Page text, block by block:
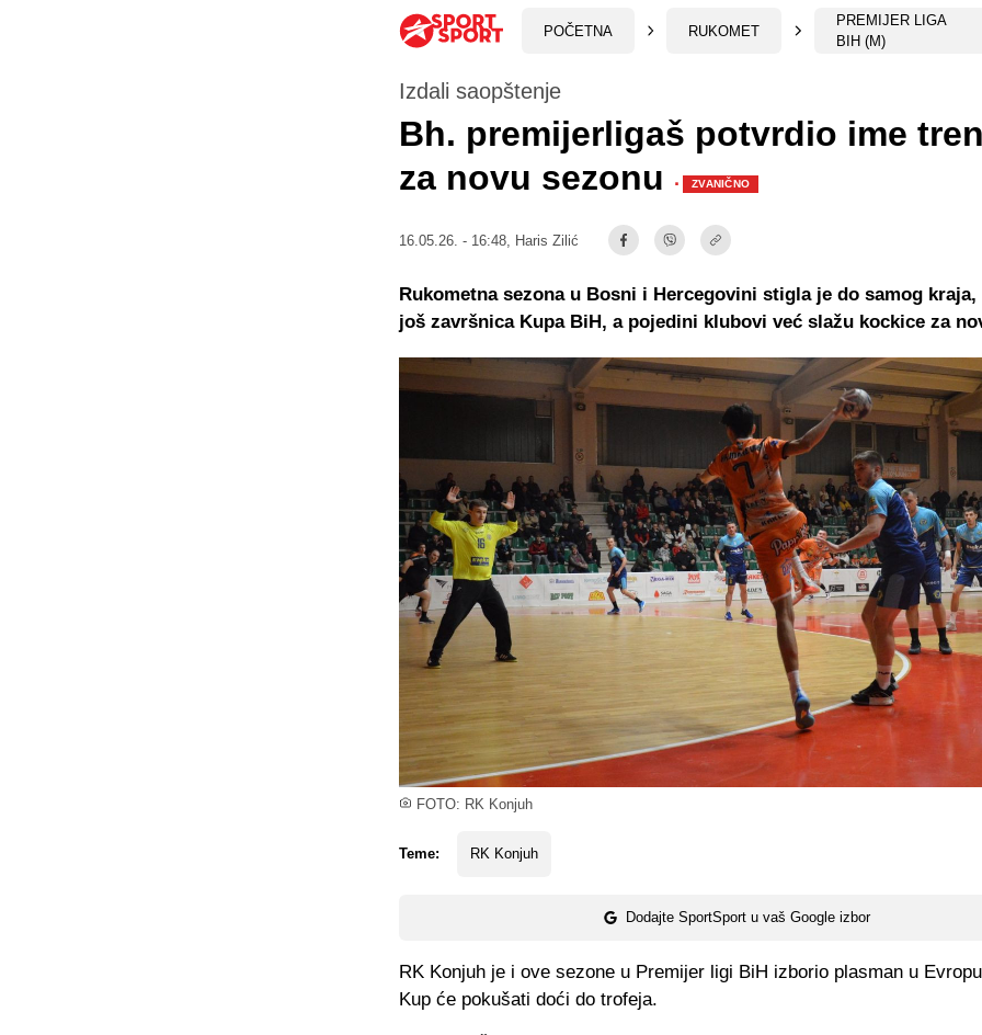
POČETNA RUKOMET
PREMIJER LIGA
BIH (M)
FOTO: RK Konjuh
Izdali saopštenje
Bh. premijerligaš potvrdio ime
za novu sezonu · ZVANIČNO
16.05.26. - 16:48, Haris Zilić
Teme: RK Konjuh
Dodajte SportSport u vaš Google izbor
Rukometna sezona u Bosni i Hercegovini stigla je do samog kraja,
još završnica Kupa BiH, a pojedini klubovi već slažu kockice za
RK Konjuh je i ove sezone u Premijer ligi BiH izborio plasman u
Kup će pokušati doći do trofeja.